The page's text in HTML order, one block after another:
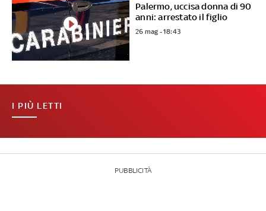
Palermo, uccisa donna di 90
anni: arrestato il figlio
26 mag - 18:43
I PIÙ LETTI
PUBBLICITÀ